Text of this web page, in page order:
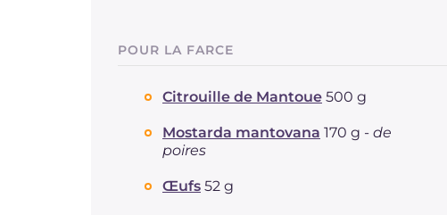
POUR LA FARCE
Citrouille de Mantoue 500 g
Mostarda mantovana 170 g - de
poires
Œufs 52 g